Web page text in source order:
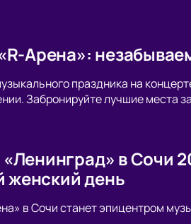
Арена»:
праздника на
Забронируйте лучшие места
в Сочи
день
в Сочи станет эпицентром